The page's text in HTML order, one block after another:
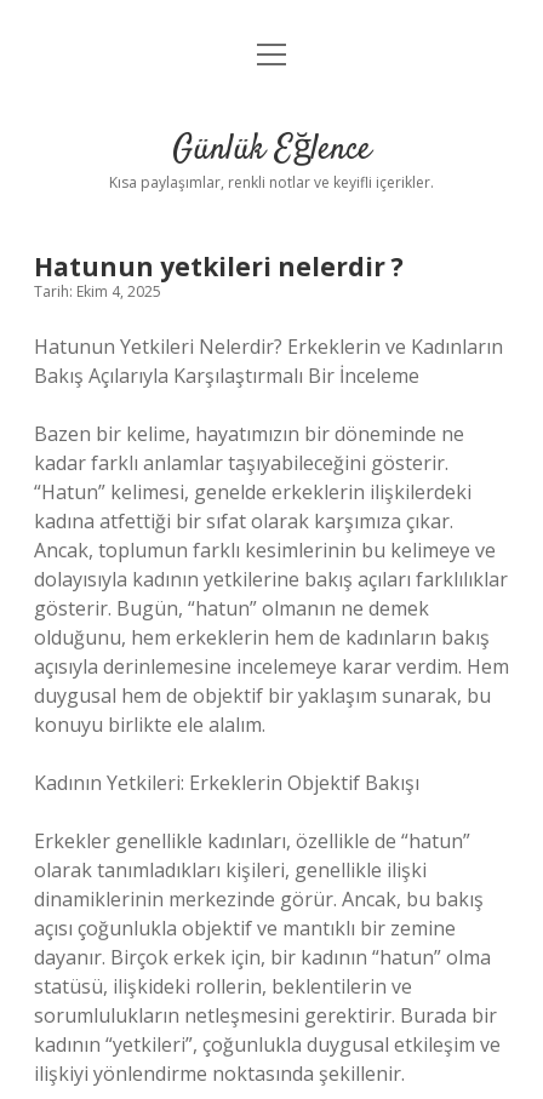
Anasayfa
Yasal Uyarı
menüyü
Günlük Eğlence
Kısa paylaşımlar, renkli notlar ve keyifli içerikler.
Hatunun yetkileri nelerdir ?
Tarih: Ekim 4, 2025
Hatunun Yetkileri Nelerdir? Erkeklerin ve Kadınların
Bakış Açılarıyla Karşılaştırmalı Bir İnceleme
Bazen bir kelime, hayatımızın bir döneminde ne
kadar farklı anlamlar taşıyabileceğini gösterir.
“Hatun” kelimesi, genelde erkeklerin ilişkilerdeki
kadına atfettiği bir sıfat olarak karşımıza çıkar.
Ancak, toplumun farklı kesimlerinin bu kelimeye ve
dolayısıyla kadının yetkilerine bakış açıları farklılıklar
gösterir. Bugün, “hatun” olmanın ne demek
olduğunu, hem erkeklerin hem de kadınların bakış
açısıyla derinlemesine incelemeye karar verdim. Hem
duygusal hem de objektif bir yaklaşım sunarak, bu
konuyu birlikte ele alalım.
Kadının Yetkileri: Erkeklerin Objektif Bakışı
Erkekler genellikle kadınları, özellikle de “hatun”
olarak tanımladıkları kişileri, genellikle ilişki
dinamiklerinin merkezinde görür. Ancak, bu bakış
açısı çoğunlukla objektif ve mantıklı bir zemine
dayanır. Birçok erkek için, bir kadının “hatun” olma
statüsü, ilişkideki rollerin, beklentilerin ve
sorumlulukların netleşmesini gerektirir. Burada bir
kadının “yetkileri”, çoğunlukla duygusal etkileşim ve
ilişkiyi yönlendirme noktasında şekillenir.